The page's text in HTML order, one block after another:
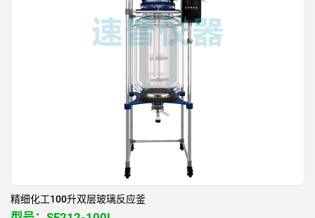
精细化工100升双层玻璃反应釜